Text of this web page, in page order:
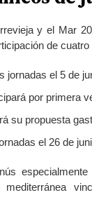
y el Mar
de
jornadas el 5 de
por primera
su propuesta
el 26 de